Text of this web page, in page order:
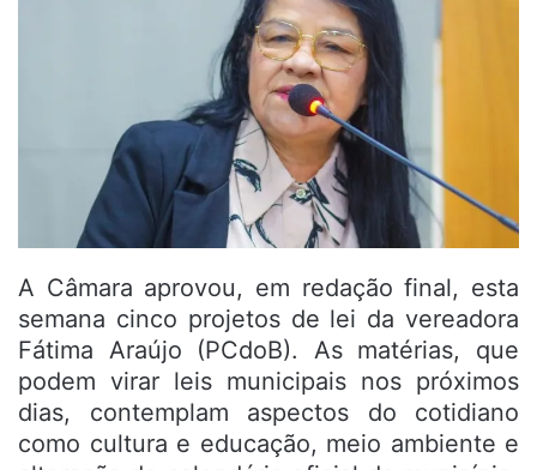
A Câmara aprovou, em redação final, esta
semana cinco projetos de lei da vereadora
Fátima Araújo (PCdoB). As matérias, que
podem virar leis municipais nos próximos
dias, contemplam aspectos do cotidiano
como cultura e educação, meio ambiente e